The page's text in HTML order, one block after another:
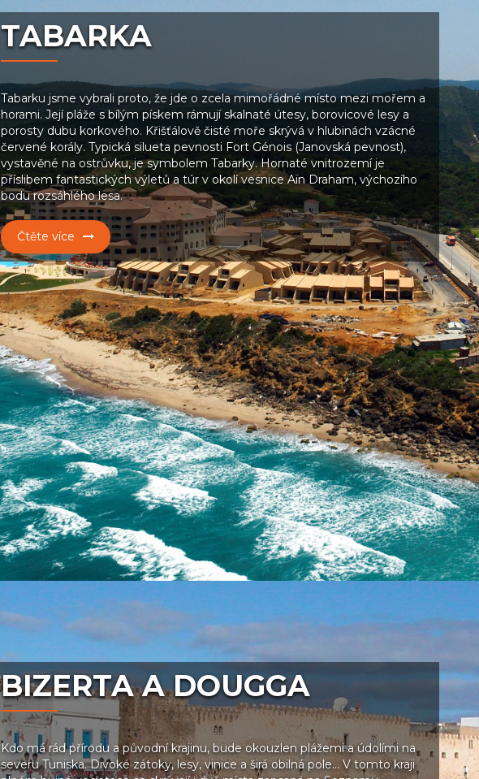
TABARKA
Tabarku jsme vybrali proto, že jde o zcela mimořádné místo mezi mořem a
horami. Její pláže s bílým pískem rámují skalnaté útesy, borovicové lesy a
porosty dubu korkového. Křišťálově čisté moře skrývá v hlubinách vzácné
červené korály. Typická silueta pevnosti Fort Génois (Janovská pevnost),
vystavěné na ostrůvku, je symbolem Tabarky. Hornaté vnitrozemí je
příslibem fantastických výletů a túr v okolí vesnice Aïn Draham, výchozího
bodu rozsáhlého lesa.
Čtěte více
BIZERTA A DOUGGA
Kdo má rád přírodu a původní krajinu, bude okouzlen plážemi a údolími na
severu Tuniska. Divoké zátoky, lesy, vinice a širá obilná pole… V tomto kraji